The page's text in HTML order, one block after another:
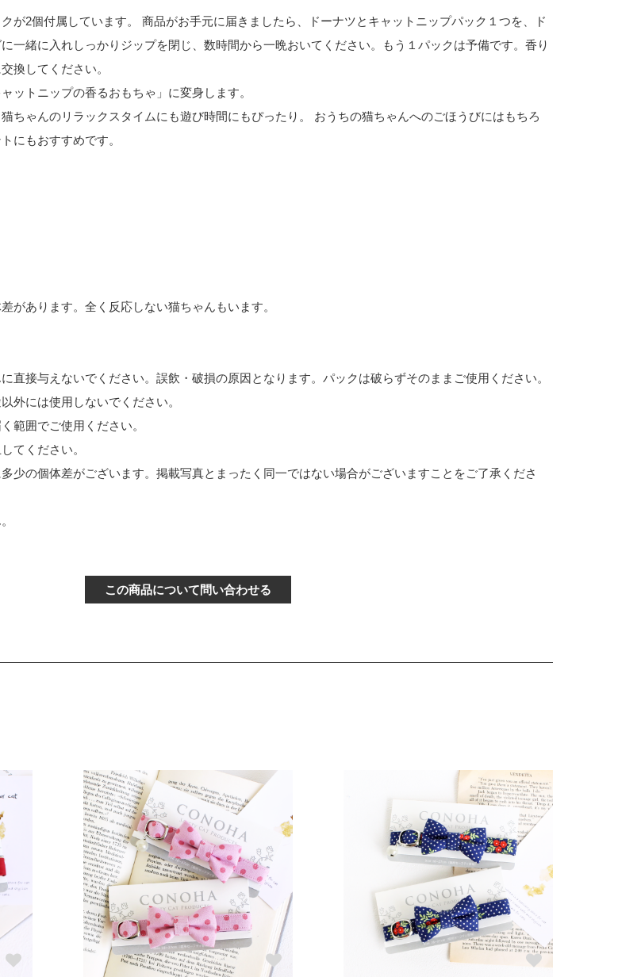
が2個付属しています。 商品がお手元に届きましたら、ドーナツとキャットニップパック１つを、ド
一緒に入れしっかりジップを閉じ、数時間から一晩おいてください。もう１パックは予備です。香り
換してください。
ットニップの香るおもちゃ」に変身します。
ちゃんのリラックスタイムにも遊び時間にもぴったり。 おうちの猫ちゃんへのごほうびにはもちろ
にもおすすめです。
があります。全く反応しない猫ちゃんもいます。
直接与えないでください。誤飲・破損の原因となります。パックは破らずそのままご使用ください。
外には使用しないでください。
範囲でご使用ください。
てください。
少の個体差がございます。掲載写真とまったく同一ではない場合がございますことをご了承くださ
この商品について問い合わせる